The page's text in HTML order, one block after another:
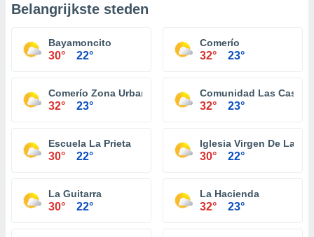
Belangrijkste steden
Bayamoncito
30° 22°
Comerío
32° 23°
Comerío Zona Urbana
32° 23°
Comunidad Las Casitas
32° 23°
Escuela La Prieta
30° 22°
Iglesia Virgen De La
30° 22°
La Guitarra
30° 22°
La Hacienda
32° 23°